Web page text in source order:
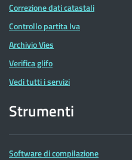
Correzione dati catastali
Controllo partita Iva
Archivio Vies
Verifica glifo
Vedi tutti i servizi
Strumenti
Software di compilazione